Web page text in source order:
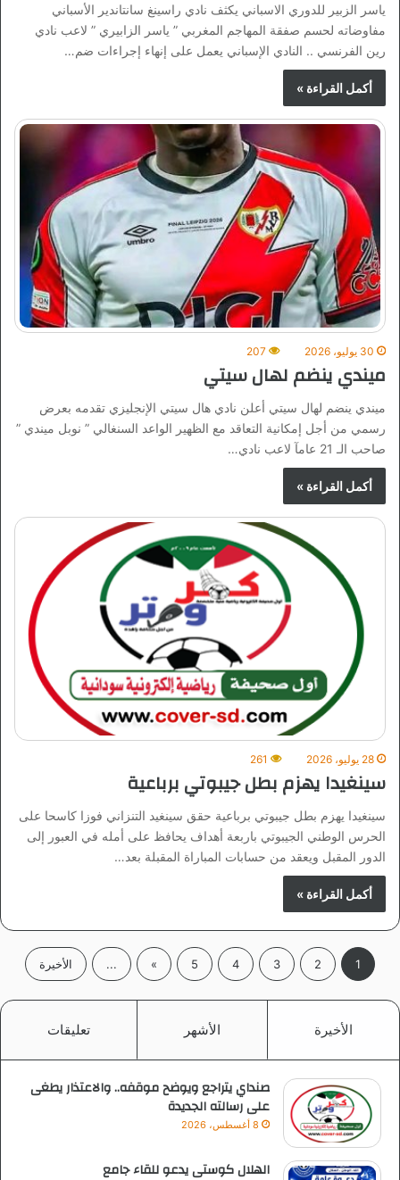
ياسر الزبير للدوري الاسباني يكثف نادي راسينغ سانتاندير الأسباني
مفاوضاته لحسم صفقة المهاجم المغربي ” ياسر الزابيري ” لاعب نادي
رين الفرنسي .. النادي الإسباني يعمل على إنهاء إجراءات ضم…
أكمل القراءة »
30 يوليو، 2026 207
ميندي ينضم لهال سيتي
ميندي ينضم لهال سيتي أعلن نادي هال سيتي الإنجليزي تقدمه بعرض
رسمي من أجل إمكانية التعاقد مع الظهير الواعد السنغالي ” نوبل ميندي ”
صاحب الـ 21 عامآ لاعب نادي…
أكمل القراءة »
28 يوليو، 2026 261
سينغيدا يهزم بطل جيبوتي برباعية
سينغيدا يهزم بطل جيبوتي برباعية حقق سينغيد التنزاني فوزا كاسحا على
الحرس الوطني الجيبوتي باربعة أهداف يحافظ على أمله في العبور إلى
الدور المقبل ويعقد من حسابات المباراة المقبلة بعد…
أكمل القراءة »
1
2
3
4
5
»
... الأخيرة
الأخيرة الأشهر تعليقات
صنداي يتراجع ويوضح موقفه.. والاعتذار يطغى
على رسالته الجديدة
8 أغسطس، 2026
الهلال كوستى يدعو للقاء جامع